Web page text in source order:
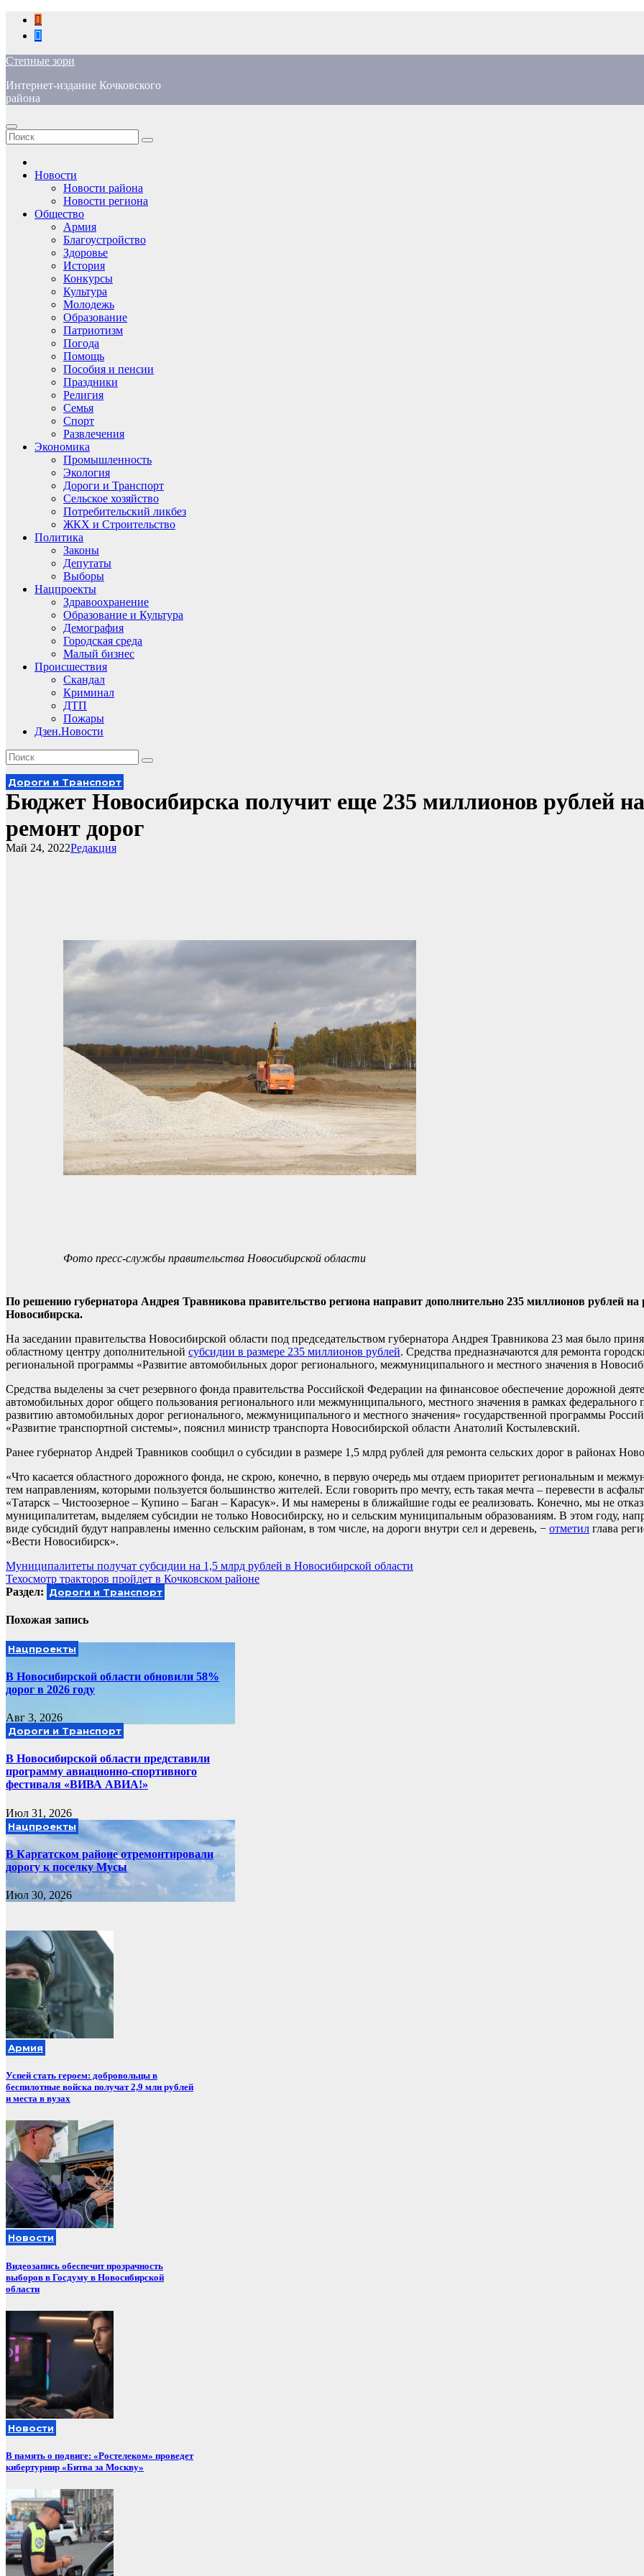
Перейти
содержимому
Степные зори
Интернет-издание Кочковского
района
Новости
Новости района
Новости региона
Общество
Армия
Благоустройство
Здоровье
История
Конкурсы
Культура
Молодежь
Образование
Патриотизм
Погода
Помощь
Пособия и пенсии
Праздники
Религия
Семья
Спорт
Развлечения
Экономика
Промышленность
Экология
Дороги и Транспорт
Сельское хозяйство
Потребительский ликбез
ЖКХ и Строительство
Политика
Законы
Депутаты
Выборы
Нацпроекты
Здравоохранение
Образование и Культура
Демография
Городская среда
Малый бизнес
Происшествия
Скандал
Криминал
ДТП
Пожары
Дзен.Новости
Дороги и Транспорт
Бюджет Новосибирска получит еще 235 миллионов рублей на
ремонт дорог
Редакция
Май 24, 2022
Фото пресс-службы правительства Новосибирской области
По решению губернатора Андрея Травникова правительство региона направит дополнительно 235 миллионов рублей на
Новосибирска.
На заседании правительства Новосибирской области под председательством губернатора Андрея Травникова 23 мая было
областному центру дополнительной субсидии в размере 235 миллионов рублей. Средства предназначаются для ремонта
региональной программы «Развитие автомобильных дорог регионального, межмуниципального и местного значения в
Средства выделены за счет резервного фонда правительства Российской Федерации на финансовое обеспечение дорожной
автомобильных дорог общего пользования регионального или межмуниципального, местного значения в рамках федерального
развитию автомобильных дорог регионального, межмуниципального и местного значения» государственной программы
«Развитие транспортной системы», пояснил министр транспорта Новосибирской области Анатолий Костылевский.
Ранее губернатор Андрей Травников сообщил о субсидии в размере 1,5 млрд рублей для ремонта сельских дорог в районах
«Что касается областного дорожного фонда, не скрою, конечно, в первую очередь мы отдаем приоритет региональным и
тем направлениям, которыми пользуется большинство жителей. Если говорить про мечту, есть такая мечта – перевести в
«Татарск – Чистоозерное – Купино – Баган – Карасук». И мы намерены в ближайшие годы ее реализовать. Конечно, мы не
муниципалитетам, выделяем субсидии не только Новосибирску, но и сельским муниципальным образованиям. В этом году,
виде субсидий будут направлены именно сельским районам, в том числе, на дороги внутри сел и деревень, − отметил глава
«Вести Новосибирск».
Навигация
по
Муниципалитеты получат субсидии на 1,5 млрд рублей в Новосибирской области
Техосмотр тракторов пройдет в Кочковском районе
Раздел: Дороги и Транспорт
Похожая запись
Нацпроекты
В Новосибирской области обновили 58%
дорог в 2026 году
Авг 3, 2026
Дороги и Транспорт
В Новосибирской области представили
программу авиационно-спортивного
фестиваля «ВИВА АВИА!»
Июл 31, 2026
Нацпроекты
В Каргатском районе отремонтировали
дорогу к поселку Мусы
Июл 30, 2026
Армия
Успей стать героем: добровольцы в
беспилотные войска получат 2,9 млн рублей
и места в вузах
Новости
Видеозапись обеспечит прозрачность
выборов в Госдуму в Новосибирской
области
Новости
В память о подвиге: «Ростелеком» проведет
кибертурнир «Битва за Москву»